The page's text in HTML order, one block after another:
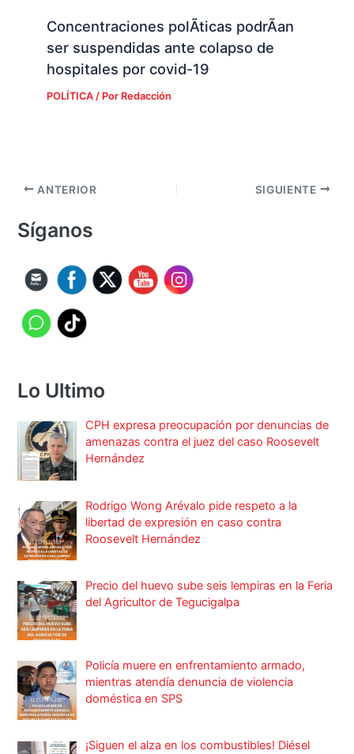
Concentraciones polÃ­ticas podrÃ­an
ser suspendidas ante colapso de
hospitales por covid-19
POLÍTICA/ Por Redacción
ANTERIOR SIGUIENTE
Síganos
Lo Ultimo
CPH expresa preocupación por denuncias de
amenazas contra el juez del caso Roosevelt
Hernández
Rodrigo Wong Arévalo pide respeto a la
libertad de expresión en caso contra
Roosevelt Hernández
Precio del huevo sube seis lempiras en la Feria
del Agricultor de Tegucigalpa
Policía muere en enfrentamiento armado,
mientras atendía denuncia de violencia
doméstica en SPS
¡Siguen el alza en los combustibles! Diésel